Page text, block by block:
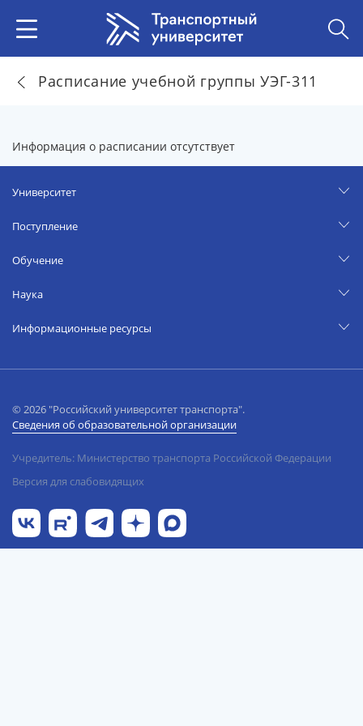
Расписание учебной группы УЭГ-311
Информация о расписании отсутствует
Университет
Поступление
Обучение
Наука
Информационные ресурсы
© 2026 "Российский университет транспорта".
Сведения об образовательной организации
Учредитель: Министерство транспорта Российской Федерации
Версия для слабовидящих